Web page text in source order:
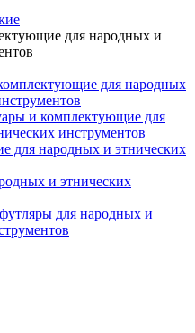
для народных и
для народных
и комплектующие для
инструментов
для народных и этнических
и этнических
для народных и